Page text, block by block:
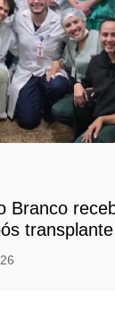
Branco